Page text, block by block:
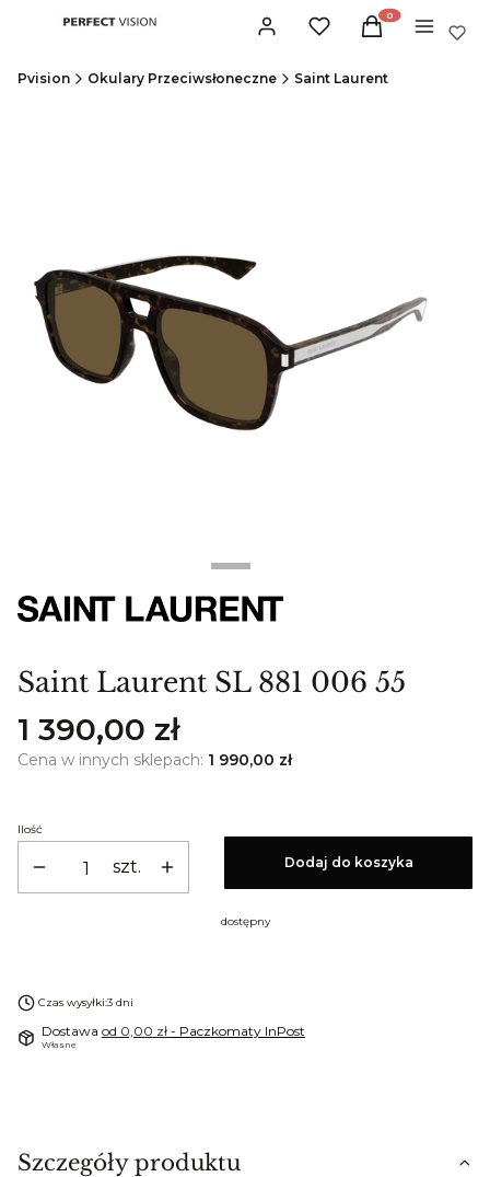
Zaloguj sięUlubione Produkty w
Koszyk Menu
Pvision Okulary Przeciwsłoneczne Saint Laurent
Saint Laurent SL 881 006 55
Cena
1 390,00 zł
Cena w innych sklepach: 1 990,00 zł
Ilość
szt. Dodaj do koszyka
dostępny
Czas wysyłki:3 dni
Dostawa od 0,00 zł - Paczkomaty InPost
Własne
Szczegóły produktu